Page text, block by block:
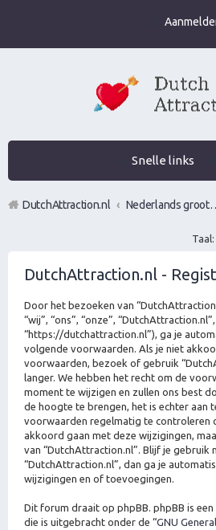
Snelle links
DutchAttraction.nl
Nederlands grootste Dutch Attraction,
Taal:
DutchAttraction.nl -
Door het bezoeken van
“wij”, “ons”, “onze”, “DutchAttraction.nl”,
“https://dutchattraction.nl”), ga je
volgende voorwaarden. Als je niet
voorwaarden, bezoek of gebruik
langer. We hebben het recht om de
moment te wijzigen en zullen ons best
de hoogte te brengen, het is echter aan
voorwaarden regelmatig te controleren
akkoord gaan met deze wijzigingen,
van “DutchAttraction.nl”. Blijf je gebruik
“DutchAttraction.nl”, dan ga je
wijzigingen en of toevoegingen.
Dit forum draait op phpBB. phpBB is
die is uitgebracht onder de “GNU